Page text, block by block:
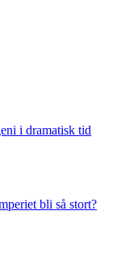
i dramatisk tid
bli så stort?